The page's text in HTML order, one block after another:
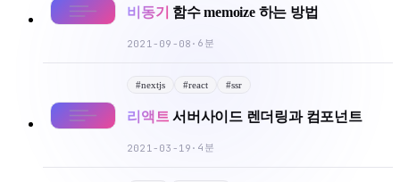
비동기 함수 memoize 하는 방법
2021-09-08 · 6분
#nextjs #react #ssr
리액트 서버사이드 렌더링과 컴포넌트
2021-03-19 · 4분